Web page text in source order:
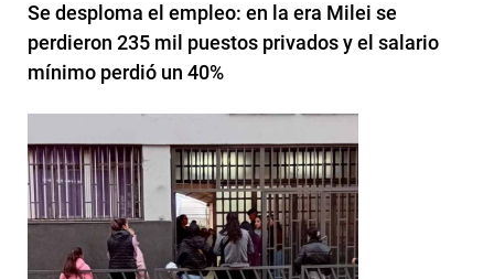
Se desploma el empleo: en la era Milei se
perdieron 235 mil puestos privados y el salario
mínimo perdió un 40%